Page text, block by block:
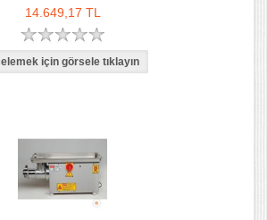
14.649,17 TL